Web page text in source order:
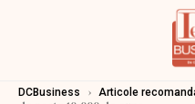
DCBusiness › Articole